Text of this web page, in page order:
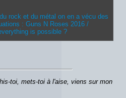
rock et du métal on en a vécu des
: Guns N Roses 2016 /
is possible ?
toi, mets-toi à l'aise, viens sur mon